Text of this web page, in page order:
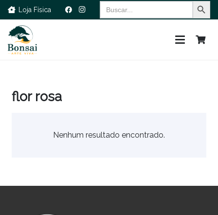
Loja Física
Search
for:
flor rosa
Nenhum resultado encontrado.